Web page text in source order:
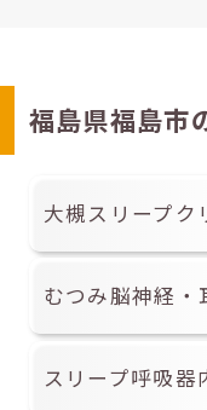
福島県福島市
大槻スリープク
むつみ脳神経・
スリープ呼吸器